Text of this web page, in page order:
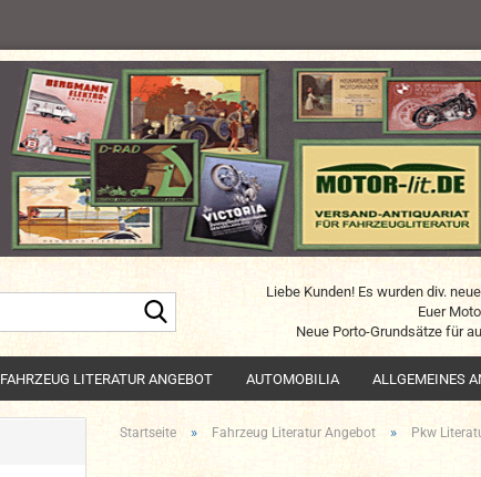
Liebe Kunden! Es wurden div.
Euer
Neue Porto-Grundsätze für
FAHRZEUG LITERATUR ANGEBOT AUTOMOBILIA ALLGEMEINES
Startseite » Fahrzeug Literatur Angebot » Pkw